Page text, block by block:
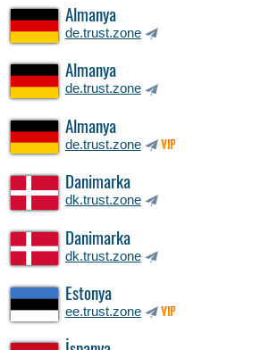
Almanya
de.trust.zone
Almanya
de.trust.zone
Almanya
de.trust.zone VIP
Danimarka
dk.trust.zone
Danimarka
dk.trust.zone
Estonya
ee.trust.zone VIP